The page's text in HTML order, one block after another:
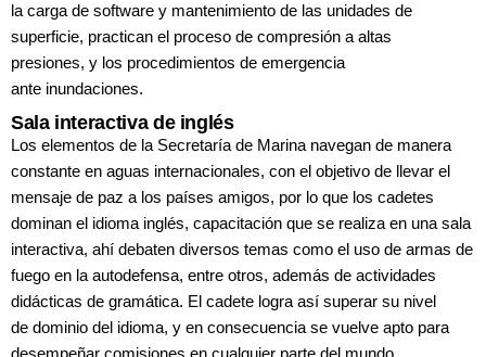
la carga de software y mantenimiento de las unidades de
superficie, practican el proceso de compresión a altas
presiones, y los procedimientos de emergencia
ante inundaciones.
Sala interactiva de inglés
Los elementos de la Secretaría de Marina navegan de manera
constante en aguas internacionales, con el objetivo de llevar el
mensaje de paz a los países amigos, por lo que los cadetes
dominan el idioma inglés, capacitación que se realiza en una sala
interactiva, ahí debaten diversos temas como el uso de armas de
fuego en la autodefensa, entre otros, además de actividades
didácticas de gramática. El cadete logra así superar su nivel
de dominio del idioma, y en consecuencia se vuelve apto para
desempeñar comisiones en cualquier parte del mundo.